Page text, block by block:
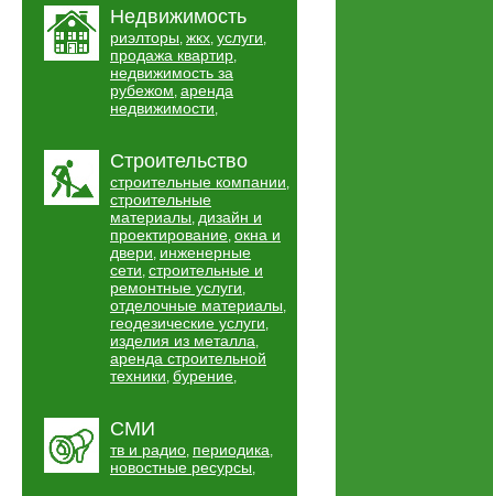
Недвижимость
риэлторы, жкх, услуги,
продажа квартир,
недвижимость за
рубежом, аренда
недвижимости,
Строительство
строительные компании,
строительные
материалы, дизайн и
проектирование, окна и
двери, инженерные
сети, строительные и
ремонтные услуги,
отделочные материалы,
геодезические услуги,
изделия из металла,
аренда строительной
техники, бурение,
СМИ
тв и радио, периодика,
новостные ресурсы,